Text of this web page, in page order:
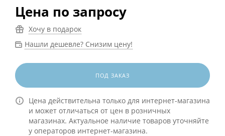
Цена по запросу
Хочу в подарок
Нашли дешевле? Снизим цену!
ПОД ЗАКАЗ
Цена действительна только для интернет-магазина
и может отличаться от цен в розничных
магазинах. Актуальное наличие товаров уточняйте
у операторов интернет-магазина.